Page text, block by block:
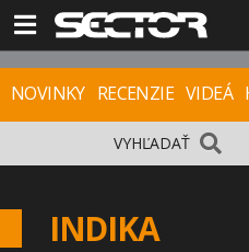
NOVINKY RECENZIE VIDEÁ
VYHĽADAŤ
INDIKA